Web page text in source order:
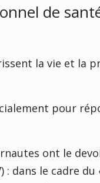
de
la vie et la
pour
ont le
dans le cadre du